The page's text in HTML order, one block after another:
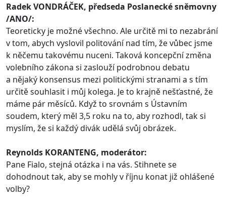
Radek VONDRÁČEK, předseda Poslanecké sněmovny
/ANO/:
Teoreticky je možné všechno. Ale určitě mi to nezabrání
v tom, abych vyslovil politování nad tím, že vůbec jsme
k něčemu takovému nuceni. Taková koncepční změna
volebního zákona si zaslouží podrobnou debatu
a nějaký konsensus mezi politickými stranami a s tím
určitě souhlasit i můj kolega. Je to krajně nešťastné, že
máme pár měsíců. Když to srovnám s Ústavním
soudem, který měl 3,5 roku na to, aby rozhodl, tak si
myslím, že si každý divák udělá svůj obrázek.
Reynolds KORANTENG, moderátor:
Pane Fialo, stejná otázka i na vás. Stihnete se
dohodnout tak, aby se mohly v říjnu konat již ohlášené
volby?